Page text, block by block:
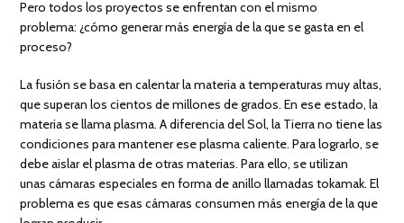
Pero todos los proyectos se enfrentan con el mismo
problema: ¿cómo generar más energía de la que se gasta en el
proceso?
La fusión se basa en calentar la materia a temperaturas muy altas,
que superan los cientos de millones de grados. En ese estado, la
materia se llama plasma. A diferencia del Sol, la Tierra no tiene las
condiciones para mantener ese plasma caliente. Para lograrlo, se
debe aislar el plasma de otras materias. Para ello, se utilizan
unas cámaras especiales en forma de anillo llamadas tokamak. El
problema es que esas cámaras consumen más energía de la que